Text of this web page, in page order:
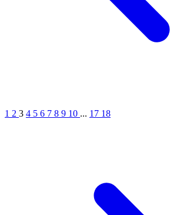
1 2 3 4 5 6 7 8 9 10 ... 17 18